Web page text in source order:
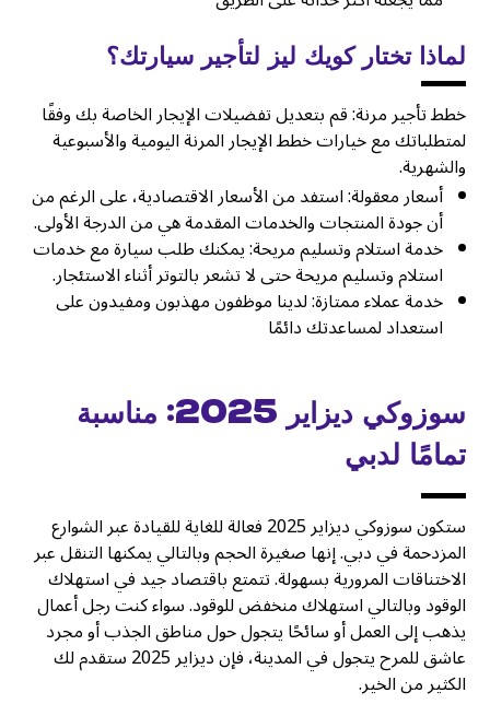
لماذا تختار كويك ليز لتأجير سيارتك؟
خطط تأجير مرنة: قم بتعديل تفضيلات الإيجار الخاصة بك وفقًا
لمتطلباتك مع خيارات خطط الإيجار المرنة اليومية والأسبوعية
والشهرية.
أسعار معقولة: استفد من الأسعار الاقتصادية، على الرغم من
أن جودة المنتجات والخدمات المقدمة هي من الدرجة الأولى.
خدمة استلام وتسليم مريحة: يمكنك طلب سيارة مع خدمات
استلام وتسليم مريحة حتى لا تشعر بالتوتر أثناء الاستئجار.
خدمة عملاء ممتازة: لدينا موظفون مهذبون ومفيدون على
استعداد لمساعدتك دائمًا
سوزوكي ديزاير 2025: مناسبة
تمامًا لدبي
ستكون سوزوكي ديزاير 2025 فعالة للغاية للقيادة عبر الشوارع
المزدحمة في دبي. إنها صغيرة الحجم وبالتالي يمكنها التنقل عبر
الاختناقات المرورية بسهولة. تتمتع باقتصاد جيد في استهلاك
الوقود وبالتالي استهلاك منخفض للوقود. سواء كنت رجل أعمال
يذهب إلى العمل أو سائحًا يتجول حول مناطق الجذب أو مجرد
عاشق للمرح يتجول في المدينة، فإن ديزاير 2025 ستقدم لك
الكثير من الخير.